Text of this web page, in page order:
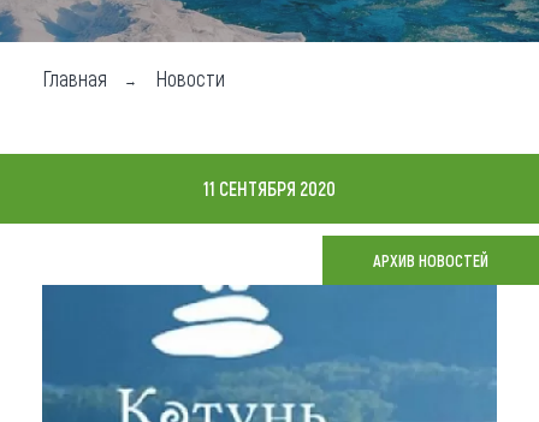
Чем заняться
Где остановиться
Что привезти (сувениры)
О регионе
Коллекция впечатлений
Главная Новости
11 СЕНТЯБРЯ 2020
АРХИВ НОВОСТЕЙ